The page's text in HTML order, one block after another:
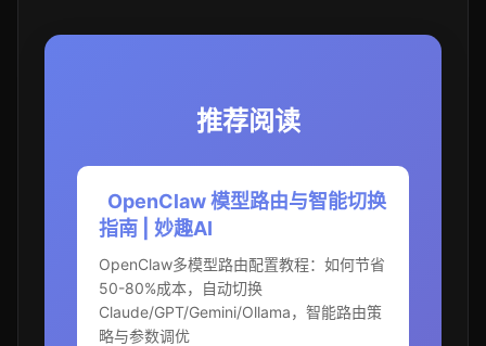
推荐阅读
OpenClaw 模型路由与智能切换
指南 | 妙趣AI
OpenClaw多模型路由配置教程：如何节省
50-80%成本，自动切换
Claude/GPT/Gemini/Ollama，智能路由策
略与参数调优